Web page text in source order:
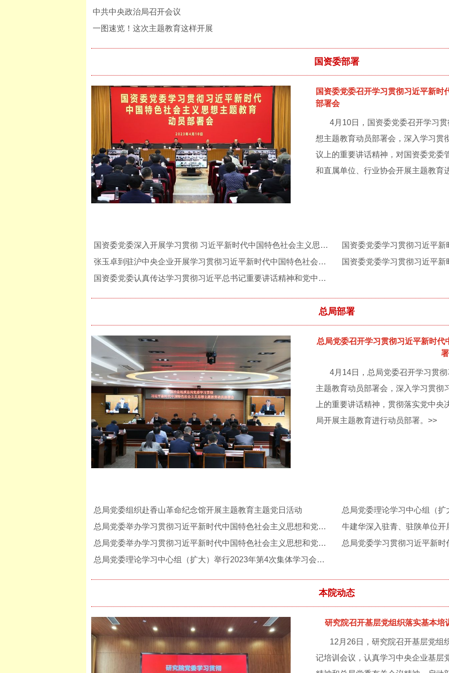
中共中央政治局召开会议
一图速览！这次主题教育这样开展
国资委部署
国资委党委召开学习贯彻习近平新
部署会
4月10日，国资委党委召开学习
想主题教育动员部署会，深入学习贯
议上的重要讲话精神，对国资委党委
和直属单位、行业协会开展主题教育
国资委党委深入开展学习贯彻 习近平新时代中国特色社会主义思想主题教育专题调研
张玉卓到驻沪中央企业开展学习贯彻习近平新时代中国特色社会主义思想主题教育专题调研
国资委党委认真传达学习贯彻习近平总书记重要讲话精神和党中央决策部署 研究国资央企扎实抓好学习贯彻习近平新时代中国特色社会主义思想主题教育等事项
总局部署
总局党委召开学习贯彻习近平新时
4月14日，总局党委召开学习贯
主题教育动员部署会，深入学习贯彻
上的重要讲话精神，贯彻落实党中
局开展主题教育进行动员部署。>>
总局党委组织赴香山革命纪念馆开展主题教育主题党日活动
总局党委举办学习贯彻习近平新时代中国特色社会主义思想和党的二十大精神中青年干部培训班
牛建华深入驻青、驻陕单位开
总局党委举办学习贯彻习近平新时代中国特色社会主义思想和党的二十大精神培训班
总局党委理论学习中心组（扩大）举行2023年第4次集体学习会暨主题教育第一次读书班
本院动态
研究院召开基层党组织落实基本
12月26日，研究院召开基层党组
记培训会议，认真学习中央企业基层